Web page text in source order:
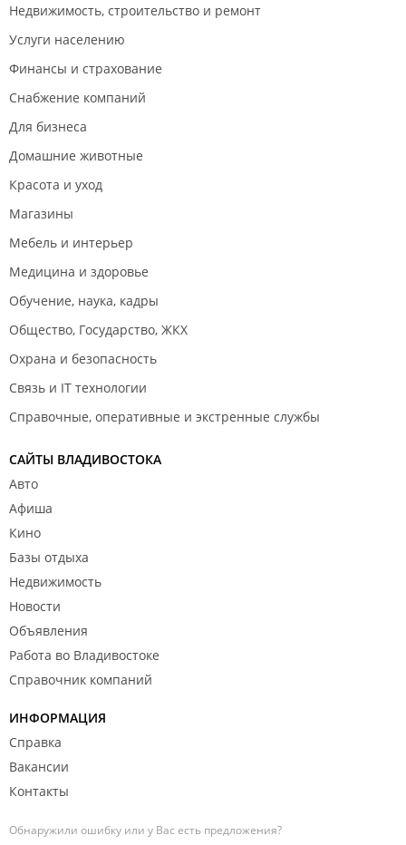
Недвижимость, строительство и ремонт
Услуги населению
Финансы и страхование
Снабжение компаний
Для бизнеса
Домашние животные
Красота и уход
Магазины
Мебель и интерьер
Медицина и здоровье
Обучение, наука, кадры
Общество, Государство, ЖКХ
Охрана и безопасность
Связь и IT технологии
Справочные, оперативные и экстренные службы
САЙТЫ ВЛАДИВОСТОКА
Авто
Афиша
Кино
Базы отдыха
Недвижимость
Новости
Объявления
Работа во Владивостоке
Справочник компаний
ИНФОРМАЦИЯ
Справка
Вакансии
Контакты
Обнаружили ошибку или у Вас есть предложения?